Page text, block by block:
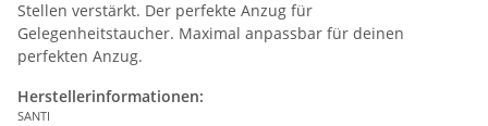
Stellen verstärkt. Der perfekte Anzug für
Gelegenheitstaucher. Maximal anpassbar für deinen
perfekten Anzug.
Herstellerinformationen:
SANTI